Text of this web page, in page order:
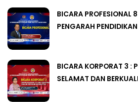
BICARA PROFESIONAL
PENGARAH
BICARA KORPORAT 3 :
SELAMAT DAN